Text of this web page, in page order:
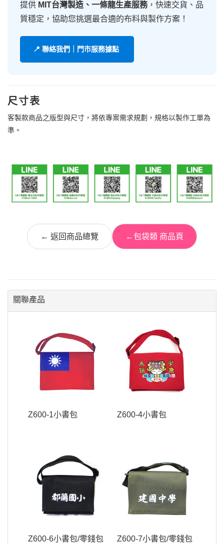
提供 MIT台灣製造、一條龍生產服務，快速交貨、品
質穩定，協助您挑選最合適的布料與製作方案！
📍 聯絡我們｜門市服務據點
尺寸表
客製款商品之版型與尺寸，將依專案需求規劃，規格以製作工單為
準。
← 返回商品總覽 ←包袋類 商品頁
關聯產品
Z600-1小書包 Z600-4小書包
Z600-6小書包/零錢包 Z600-7小書包/零錢包